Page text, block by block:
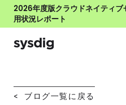
2026年度版クラウドネイティブ
用状況レポート
< ブログ一覧に戻る